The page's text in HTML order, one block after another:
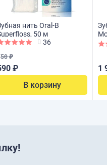
нить Oral-B
50 м
36
₽
₽
В корзину
1